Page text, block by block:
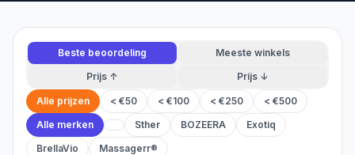
Beste beoordeling
Meeste winkels
Prijs ↑
Prijs ↓
Alle prijzen < €50 < €100 < €250
< €500
Alle merken
Sther BOZEERA
Exotiq
BrellaVio
Massagerr®